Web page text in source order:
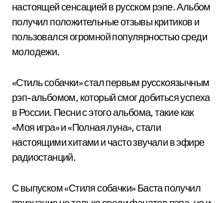
настоящей сенсацией в русском рэпе. Альбом
получил положительные отзывы критиков и
пользовался огромной популярностью среди
молодежи.
«Стиль собачки» стал первым русскоязычным
рэп-альбомом, который смог добиться успеха
в России. Песни с этого альбома, такие как
«Моя игра» и «Полная луна», стали
настоящими хитами и часто звучали в эфире
радиостанций.
С выпуском «Стиля собачки» Баста получил